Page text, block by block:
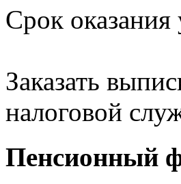
Срок оказания
Заказать
налоговой
Пенсионный